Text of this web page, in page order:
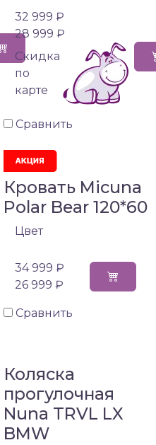
32 999 ₽
28 999 ₽
Cкидка
по
карте
Сравнить
Кровать Micuna
Polar Bear 120*60
Цвет
34 999 ₽
26 999 ₽
Сравнить
Коляска
прогулочная
Nuna TRVL LX
BMW